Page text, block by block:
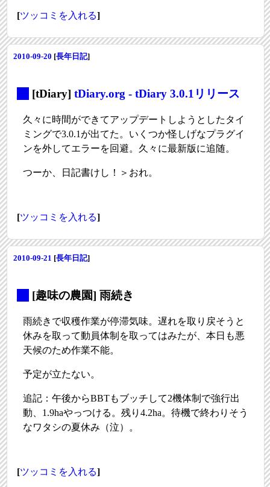
[ツッコミを入れる]
2010-09-20 [長年日記]
[tDiary] tDiary.org - tDiary 3.0.1リリース
久々に時間ができてアップデートしようとしたタイ
ミングで3.0.1が出てた。いくつか怪しげなプラグイ
ンを外してエラーを回避。久々に最新版に追随。
つーか、日記書けし！＞おれ。
[ツッコミを入れる]
2010-09-21 [長年日記]
[趣味の農園] 雨続き
雨続きで収穫作業が停滞気味。遅れを取り戻そうと
休みを取って動員体制を取ってはみたが、本日も悪
天候のため作業不能。
予定が立たない。
追記：午後からBBTもブッチして2機体制で強行出
動、1.9haやっつける。残り4.2ha。待機で終わりそう
なワタシの夏休み（泣）。
[ツッコミを入れる]